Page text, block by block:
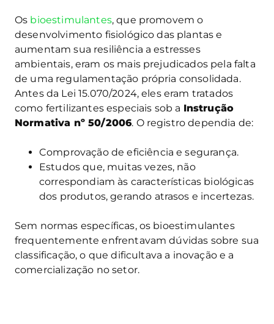
Os bioestimulantes, que promovem o
desenvolvimento fisiológico das plantas e
aumentam sua resiliência a estresses
ambientais, eram os mais prejudicados pela falta
de uma regulamentação própria consolidada.
Antes da Lei 15.070/2024, eles eram tratados
como fertilizantes especiais sob a Instrução
Normativa nº 50/2006. O registro dependia de:
Comprovação de eficiência e segurança.
Estudos que, muitas vezes, não
correspondiam às características biológicas
dos produtos, gerando atrasos e incertezas.
Sem normas específicas, os bioestimulantes
frequentemente enfrentavam dúvidas sobre sua
classificação, o que dificultava a inovação e a
comercialização no setor.